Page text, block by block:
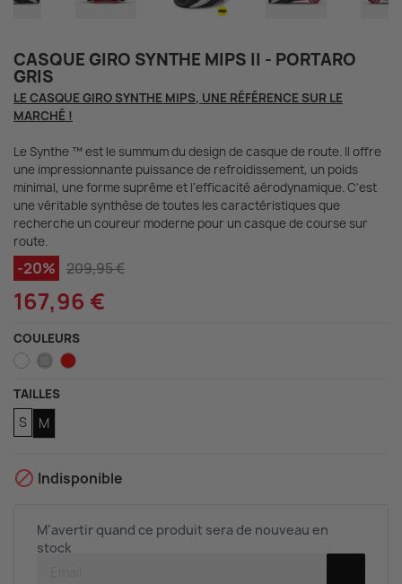
CASQUE GIRO SYNTHE MIPS II - PORTARO
GRIS
LE CASQUE GIRO SYNTHE MIPS, UNE RÉFÉRENCE SUR LE
MARCHÉ !
Le Synthe ™ est le summum du design de casque de route. Il offre
une impressionnante puissance de refroidissement, un poids
minimal, une forme suprême et l'efficacité aérodynamique. C'est
une véritable synthèse de toutes les caractéristiques que
recherche un coureur moderne pour un casque de course sur
route.
-20% 209,95 €
167,96 €
COULEURS
BlancGrisRouge
TAILLES
S M
 Indisponible
M’avertir quand ce produit sera de nouveau en
stock